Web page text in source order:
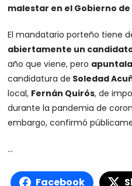
malestar en el Gobierno
El mandatario porteño tiene
abiertamente un
año que viene, pero apuntala
candidatura de Soledad
local, Fernán Quirós, de
durante la pandemia de
embargo, confirmó
…
Facebook